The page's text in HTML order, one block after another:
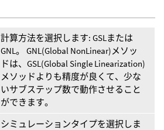
計算方法を選択します: GSLまたは
GNL。 GNL(Global NonLinear)メソッ
ドは、GSL(Global Single Linearization)
メソッドよりも精度が良くて、少な
いサブステップ数で動作させること
ができます。
シミュレーションタイプを選択しま